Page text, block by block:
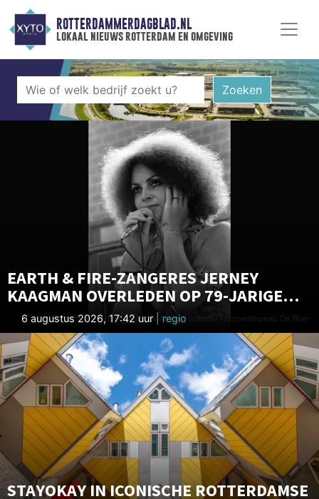
ROTTERDAMMERDAGBLAD.NL
lokaal nieuws rotterdam en omgeving
Zoeken
EARTH & FIRE-ZANGERES JERNEY
KAAGMAN OVERLEDEN OP 79-JARIGE
LEEFTIJD
6 augustus 2026, 17:42 uur | regio
STAYOKAY IN ICONISCHE ROTTERDAMSE